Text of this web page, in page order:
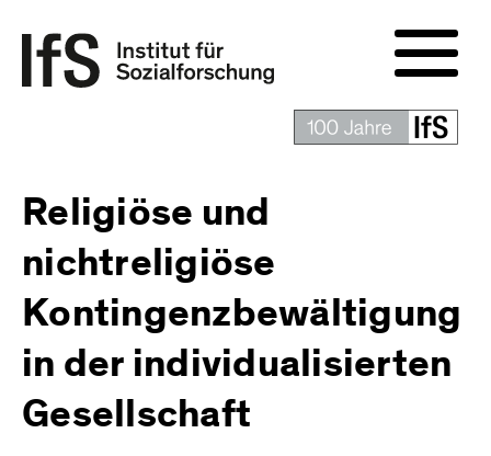
Religiöse und
nichtreligiöse
Kontingenzbewältigung
in der individualisierten
Gesellschaft